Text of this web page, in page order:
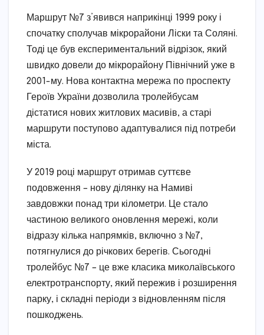
Маршрут №7 з’явився наприкінці 1999 року і
спочатку сполучав мікрорайони Ліски та Соляні.
Тоді це був експериментальний відрізок, який
швидко довели до мікрорайону Північний уже в
2001-му. Нова контактна мережа по проспекту
Героїв України дозволила тролейбусам
дістатися нових житлових масивів, а старі
маршрути поступово адаптувалися під потреби
міста.
У 2019 році маршрут отримав суттєве
подовження – нову ділянку на Намиві
завдовжки понад три кілометри. Це стало
частиною великого оновлення мережі, коли
відразу кілька напрямків, включно з №7,
потягнулися до річкових берегів. Сьогодні
тролейбус №7 – це вже класика миколаївського
електротранспорту, який пережив і розширення
парку, і складні періоди з відновленням після
пошкоджень.